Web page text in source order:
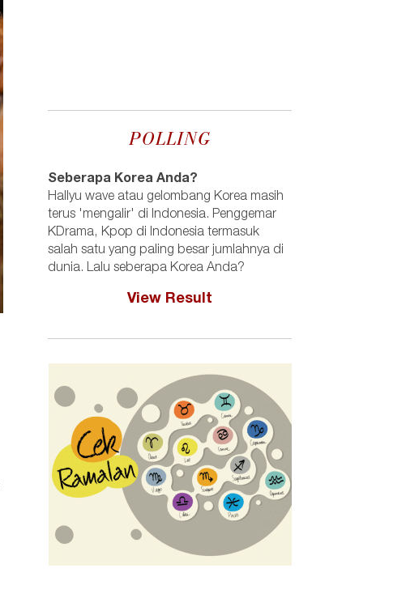
POLLING
Seberapa Korea Anda?
Hallyu wave atau gelombang Korea masih
terus 'mengalir' di Indonesia. Penggemar
KDrama, Kpop di Indonesia termasuk
salah satu yang paling besar jumlahnya di
dunia. Lalu seberapa Korea Anda?
View Result